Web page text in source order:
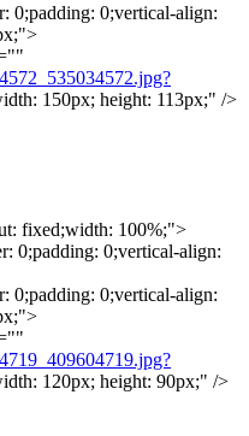
0;padding: 0;vertical-align:
150px; height: 113px;" />
fixed;width: 100%;">
0;padding: 0;vertical-align:
0;padding: 0;vertical-align:
120px; height: 90px;" />